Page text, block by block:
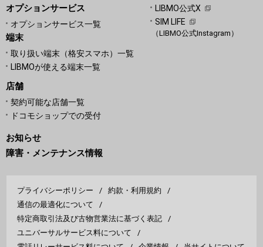
オプションサービス
オプションサービス一覧
端末
取り扱い端末（格安スマホ）一覧
LIBMOが使える端末一覧
店舗
契約可能な店舗一覧
ドコモショップでの受付
LIBMO公式X
SIM LIFE
（LIBMO公式Instagram）
お知らせ
障害・メンテナンス情報
プライバシーポリシー
約款・利用規約
通信の最適化について
特定商取引法及び古物営業法に基づく表記
ユニバーサルサービス料について